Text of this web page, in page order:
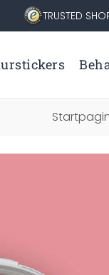
TRUSTED